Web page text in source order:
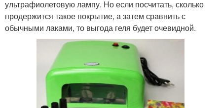
ультрафиолетовую лампу. Но если посчитать, сколько
продержится такое покрытие, а затем сравнить с
обычными лаками, то выгода геля будет очевидной.